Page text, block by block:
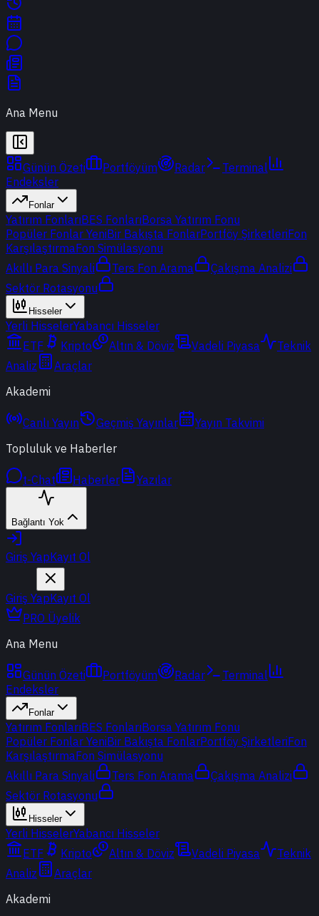
Ana Menu
Günün Özeti Portföyüm Radar
Terminal
Endeksler
Fonlar
Yatırım FonlarıBES FonlarıBorsa Yatırım Fonu
Popüler Fonlar YeniBir Bakışta FonlarPortföy ŞirketleriFon
KarşılaştırmaFon Simülasyonu
Akıllı Para Sinyali
Ters Fon Arama
Çakışma Analizi
Sektör Rotasyonu
Hisseler
Yerli HisselerYabancı Hisseler
ETF
Kripto Altın & Döviz Vadeli Piyasa
Teknik
Analiz
Araçlar
Akademi
Canlı Yayın Geçmiş Yayınlar
Yayın Takvimi
Topluluk ve Haberler
t-Chat Haberler Yazılar
Bağlantı Yok
Giriş YapKayıt Ol
Giriş YapKayıt Ol
PRO Üyelik
Ana Menu
Günün Özeti Portföyüm Radar
Terminal
Endeksler
Fonlar
Yatırım FonlarıBES FonlarıBorsa Yatırım Fonu
Popüler Fonlar YeniBir Bakışta FonlarPortföy ŞirketleriFon
KarşılaştırmaFon Simülasyonu
Akıllı Para Sinyali
Ters Fon Arama
Çakışma Analizi
Sektör Rotasyonu
Hisseler
Yerli HisselerYabancı Hisseler
ETF
Kripto Altın & Döviz Vadeli Piyasa
Teknik
Analiz
Araçlar
Akademi